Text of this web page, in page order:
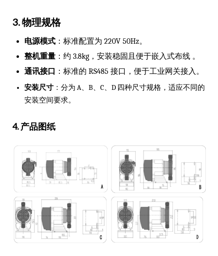
3. 物理规格
电源模式 ：标准配置为 220V 50Hz。
整机重量 ：约 3.8kg，安装稳固且便于嵌入式布线 。
通讯接口
：标准的 RS485 接口，便于工业网关接入。
安装尺寸 ：分为 A、B、C、D 四种尺寸规格，适应不同的
安装空间要求。
4. 产品图纸